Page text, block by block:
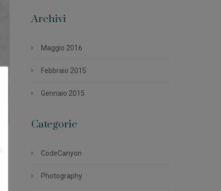
Archivi
Maggio 2016
Febbraio 2015
Gennaio 2015
Categorie
CodeCanyon
Photography